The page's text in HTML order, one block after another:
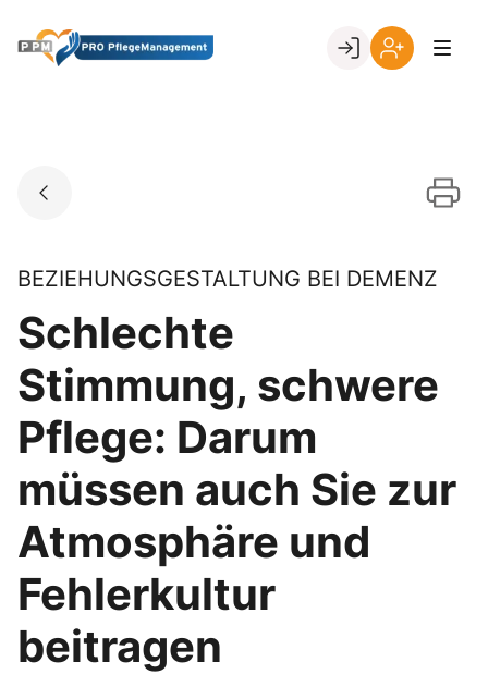
content
Go to landing page.
BEZIEHUNGSGESTALTUNG BEI DEMENZ
Schlechte
Stimmung, schwere
Pflege: Darum
müssen auch Sie zur
Atmosphäre und
Fehlerkultur
beitragen